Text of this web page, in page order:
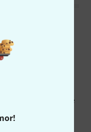
é um pouco leve